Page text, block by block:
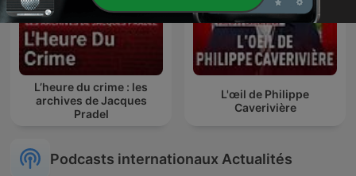
L’heure du crime : les
archives de Jacques
Pradel
L'œil de Philippe
Caverivière
Podcasts internationaux Actualités